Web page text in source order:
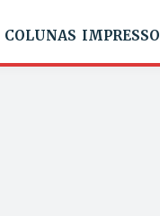
COLUNAS IMPRESSO